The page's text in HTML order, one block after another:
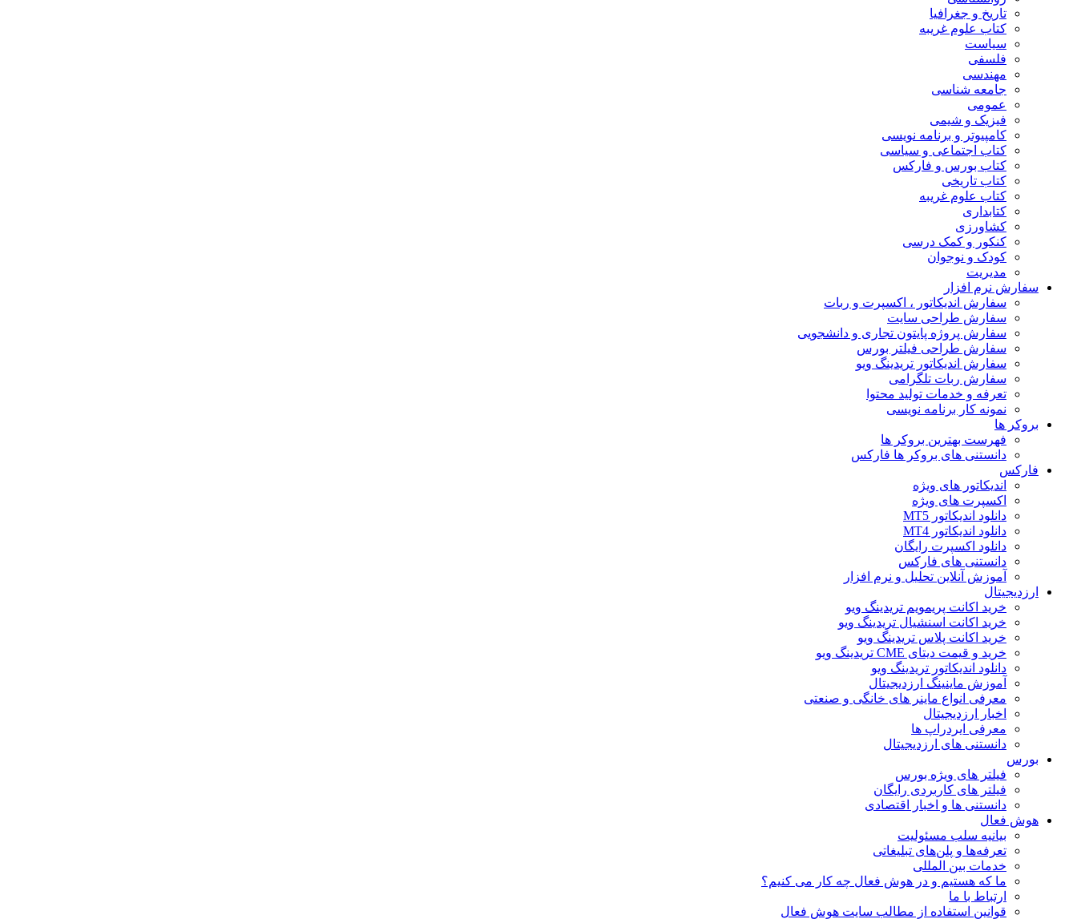
تاریخ و جغرافیا
کتاب علوم غریبه
سیاست
فلسفی
مهندسی
جامعه شناسی
عمومی
فیزیک و شیمی
کامپیوتر و برنامه نویسی
کتاب اجتماعی و سیاسی
کتاب بورس و فارکس
کتاب تاریخی
کتاب علوم غریبه
کتابداری
کشاورزی
کنکور و کمک‌ درسی
کودک و نوجوان
مدیریت
سفارش نرم افزار
سفارش اندیکاتور ، اکسپرت و ربات
سفارش طراحی سایت
سفارش پروژه پایتون تجاری و دانشجویی
سفارش طراحی فیلتر بورس
سفارش اندیکاتور تریدینگ ویو
سفارش ربات تلگرامی
تعرفه و خدمات تولید محتوا
نمونه کار برنامه نویسی
بروکر ها
فهرست بهترین بروکر ها
دانستنی های بروکر ها فارکس
فارکس
اندیکاتور های ویژه
اکسپرت های ویژه
دانلود اندیکاتور MT5
دانلود اندیکاتور MT4
دانلود اکسپرت رایگان
دانستنی های فارکس
آموزش آنلاین تحلیل و نرم افزار
ارزدیجیتال
خرید اکانت پریمویم تریدینگ ویو
خرید اکانت اسنشیال تریدینگ ویو
خرید اکانت پلاس تریدینگ ویو
خرید و قیمت دیتای CME تریدینگ ویو
دانلود اندیکاتور تریدینگ ویو
آموزش ماینینگ ارزدیجیتال
معرفی انواع ماینر های خانگی و صنعتی
اخبار ارزدیجیتال
معرفی ایردراپ ها
دانستنی های ارزدیجیتال
بورس
فیلتر های ویژه بورس
فیلتر های کاربردی رایگان
دانستنی ها و اخبار اقتصادی
هوش فعال
بیانیه سلب مسئولیت
تعرفه‌ها و پلن‌های تبلیغاتی
خدمات بین المللی
ما که هستیم و در هوش فعال چه کار می کنیم؟
ارتباط با ما
قوانین استفاده از مطالب سایت هوش فعال